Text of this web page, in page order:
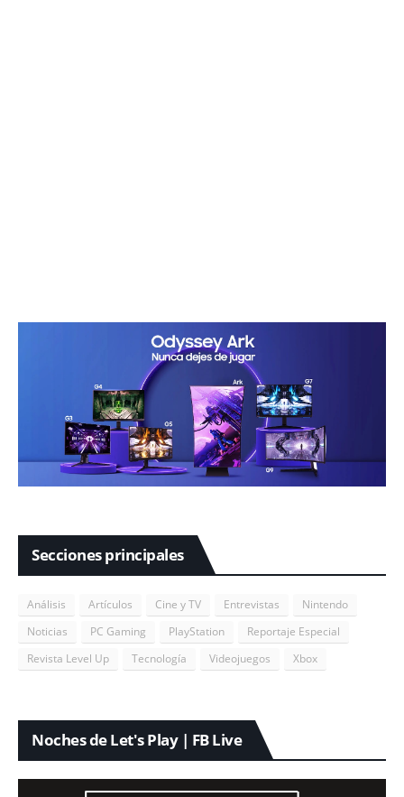
Secciones principales
Análisis Artículos Cine y TV Entrevistas
Nintendo
Noticias
PC Gaming PlayStation
Reportaje Especial
Revista Level Up
Tecnología Videojuegos Xbox
Noches de Let's Play | FB Live